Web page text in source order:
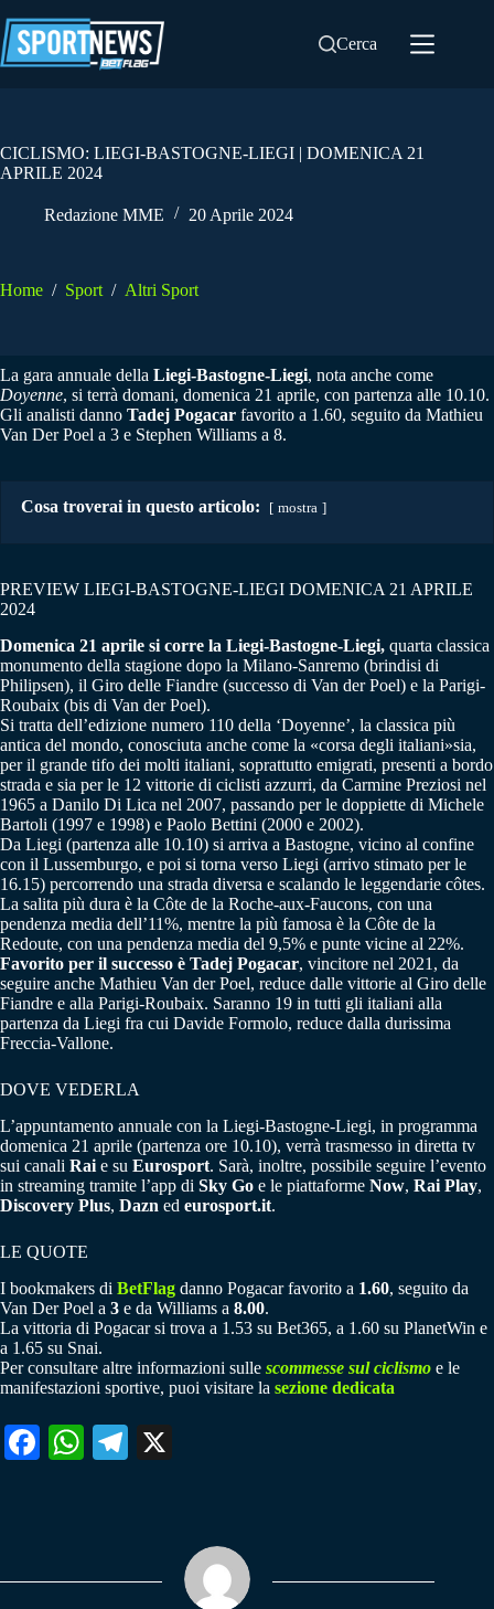
al
contenuto
Cerca
CICLISMO: LIEGI-BASTOGNE-LIEGI | DOMENICA 21
APRILE 2024
Redazione MME 20 Aprile 2024
Home / Sport / Altri Sport
La gara annuale della Liegi-Bastogne-Liegi, nota anche come
Doyenne, si terrà domani, domenica 21 aprile, con partenza alle 10.10.
Gli analisti danno Tadej Pogacar favorito a 1.60, seguito da Mathieu
Van Der Poel a 3 e Stephen Williams a 8.
Cosa troverai in questo articolo: mostra
PREVIEW LIEGI-BASTOGNE-LIEGI DOMENICA 21 APRILE
2024
Domenica 21 aprile si corre la Liegi-Bastogne-Liegi, quarta classica
monumento della stagione dopo la Milano-Sanremo (brindisi di
Philipsen), il Giro delle Fiandre (successo di Van der Poel) e la Parigi-
Roubaix (bis di Van der Poel).
Si tratta dell’edizione numero 110 della ‘Doyenne’, la classica più
antica del mondo, conosciuta anche come la «corsa degli italiani»sia,
per il grande tifo dei molti italiani, soprattutto emigrati, presenti a bordo
strada e sia per le 12 vittorie di ciclisti azzurri, da Carmine Preziosi nel
1965 a Danilo Di Lica nel 2007, passando per le doppiette di Michele
Bartoli (1997 e 1998) e Paolo Bettini (2000 e 2002).
Da Liegi (partenza alle 10.10) si arriva a Bastogne, vicino al confine
con il Lussemburgo, e poi si torna verso Liegi (arrivo stimato per le
16.15) percorrendo una strada diversa e scalando le leggendarie côtes.
La salita più dura è la Côte de la Roche-aux-Faucons, con una
pendenza media dell’11%, mentre la più famosa è la Côte de la
Redoute, con una pendenza media del 9,5% e punte vicine al 22%.
Favorito per il successo è Tadej Pogacar, vincitore nel 2021, da
seguire anche Mathieu Van der Poel, reduce dalle vittorie al Giro delle
Fiandre e alla Parigi-Roubaix. Saranno 19 in tutti gli italiani alla
partenza da Liegi fra cui Davide Formolo, reduce dalla durissima
Freccia-Vallone.
DOVE VEDERLA
L’appuntamento annuale con la Liegi-Bastogne-Liegi, in programma
domenica 21 aprile (partenza ore 10.10), verrà trasmesso in diretta tv
sui canali Rai e su Eurosport. Sarà, inoltre, possibile seguire l’evento
in streaming tramite l’app di Sky Go e le piattaforme Now, Rai Play,
Discovery Plus, Dazn ed eurosport.it.
LE QUOTE
I bookmakers di BetFlag danno Pogacar favorito a 1.60, seguito da
Van Der Poel a 3 e da Williams a 8.00.
La vittoria di Pogacar si trova a 1.53 su Bet365, a 1.60 su PlanetWin e
a 1.65 su Snai.
Per consultare altre informazioni sulle scommesse sul ciclismo e le
manifestazioni sportive, puoi visitare la sezione dedicata
Fa W
pp
Te
m